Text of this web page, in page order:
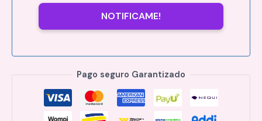
NOTIFICAME!
Pago seguro Garantizado